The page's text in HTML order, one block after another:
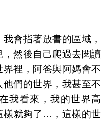
會指著放書的區域，
然後自己爬過去閱讀
裡，阿爸與阿媽會不
他們的世界，我甚至不
我看來，我的世界高
樣就夠了…，這樣的世